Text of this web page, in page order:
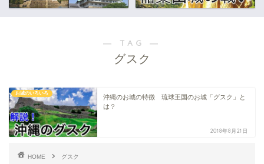
― TAG ―
グスク
お城のいろいろ
沖縄のお城の特徴 琉球王国のお城「グスク」と
は？
2018年8月21日
HOME グスク